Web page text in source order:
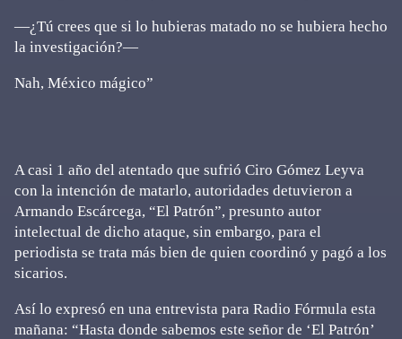
—¿Tú crees que si lo hubieras matado no se hubiera hecho
la investigación?—
Nah, México mágico”
A casi 1 año del atentado que sufrió Ciro Gómez Leyva
con la intención de matarlo, autoridades detuvieron a
Armando Escárcega, “El Patrón”, presunto autor
intelectual de dicho ataque, sin embargo, para el
periodista se trata más bien de quien coordinó y pagó a los
sicarios.
Así lo expresó en una entrevista para Radio Fórmula esta
mañana: “Hasta donde sabemos este señor de ‘El Patrón’